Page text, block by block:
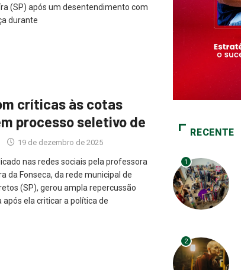
(SP) após um desentendimento com
durante
críticas às cotas
processo seletivo de
19 de dezembro de 2025
nas redes sociais pela professora
da Fonseca, da rede municipal de
(SP), gerou ampla repercussão
ela criticar a política de
RECENTE
1
2